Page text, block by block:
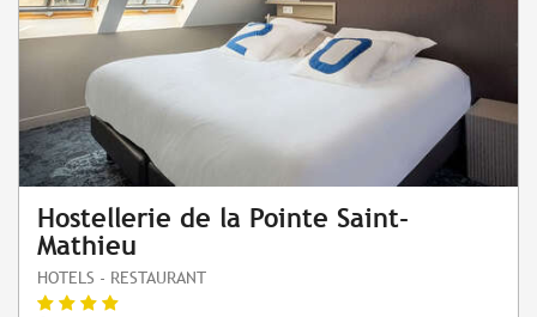
Hostellerie de la Pointe Saint-
Mathieu
HOTELS - RESTAURANT